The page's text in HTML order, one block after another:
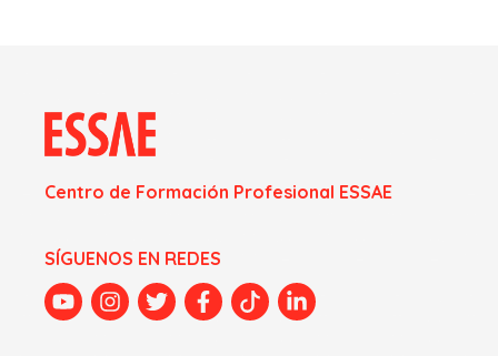
Centro de Formación Profesional ESSAE
SÍGUENOS EN REDES